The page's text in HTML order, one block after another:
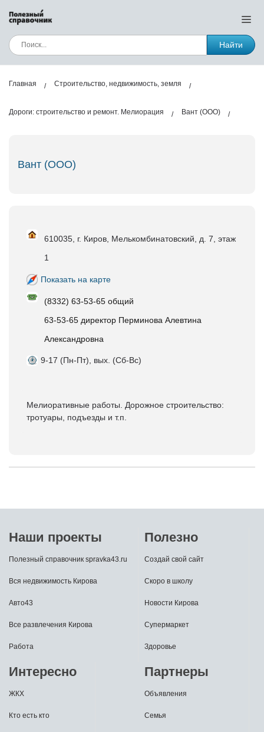
Найти
Главная Строительство, недвижимость, земля
Дороги: строительство и ремонт. Мелиорация Вант (ООО)
Вант (ООО)
610035, г. Киров, Мелькомбинатовский, д. 7, этаж
1
Показать на карте
(8332) 63-53-65 общий
63-53-65 директор Перминова Алевтина
Александровна
9-17 (Пн-Пт), вых. (Сб-Вс)
Мелиоративные работы. Дорожное строительство:
тротуары, подъезды и т.п.
Наши проекты
Полезный справочник spravka43.ru
Вся недвижимость Кирова
Авто43
Все развлечения Кирова
Работа
Полезно
Создай свой сайт
Скоро в школу
Новости Кирова
Супермаркет
Здоровье
Интересно
ЖКХ
Кто есть кто
Партнеры
Объявления
Семья